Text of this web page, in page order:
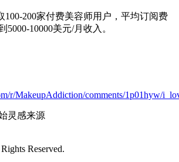
100-200家付费美容师用户，平均订阅费
5000-10000美元/月收入。
r/MakeupAddiction/comments/1p01hyw/
灵感来源
Reserved.